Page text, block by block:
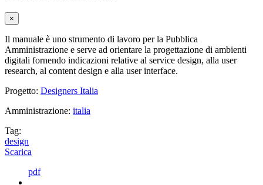
×
Il manuale è uno strumento di lavoro per la Pubblica
Amministrazione e serve ad orientare la progettazione di ambienti
digitali fornendo indicazioni relative al service design, alla user
research, al content design e alla user interface.
Progetto: Designers Italia
Amministrazione: italia
Tag:
design
Scarica
pdf